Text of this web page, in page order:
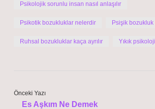
Psikolojik sorunlu insan nasıl anlaşılır
Psikotik bozukluklar nelerdir Psişik
Ruhsal bozukluklar kaça ayrılır Yıkık
Önceki Yazı
Es Aşkım Ne Demek